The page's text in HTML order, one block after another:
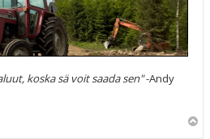
koska sä voit saada sen"-Andy